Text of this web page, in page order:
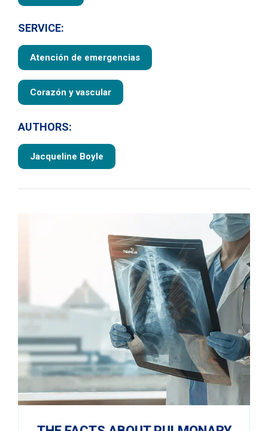
SERVICE:
Atención de emergencias
Corazón y vascular
AUTHORS:
Jacqueline Boyle